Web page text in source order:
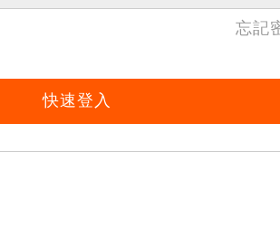
忘記
快速登入